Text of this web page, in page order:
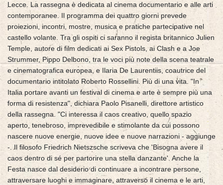
Lecce. La rassegna è dedicata al cinema documentario e alle arti
contemporanee. Il programma dei quattro giorni prevede
proiezioni, incontri, mostre, musica e pratiche partecipative nel
castello volante. Tra gli ospiti ci saranno il regista britannico Julien
Temple, autore di film dedicati ai Sex Pistols, ai Clash e a Joe
Strummer, Pippo Delbono, tra le voci più note della scena teatrale
e cinematografica europea, e Ilaria De Laurentiis, coautrice del
documentario intitolato Roberto Rossellini. Più di una vita. "In
Italia portare avanti un festival di cinema e arte è sempre più una
forma di resistenza", dichiara Paolo Pisanelli, direttore artistico
della rassegna. "Ci interessa il caos creativo, quello spazio
aperto, tenebroso, imprevedibile e stimolante da cui possono
nascere nuove energie, nuove idee e nuove narrazioni - aggiunge
-. Il filosofo Friedrich Nietszsche scriveva che 'Bisogna avere il
caos dentro di sé per partorire una stella danzante'. Anche la
Festa nasce dal desiderio di continuare a incontrare persone,
attraversare luoghi e immaginare, attraverso il cinema e le arti,